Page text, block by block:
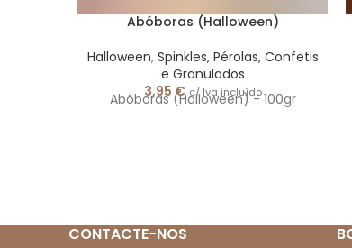
Abóboras (Halloween)
Halloween, Spinkles, Pérolas, Confetis
e Granulados
3,95 € c/ Iva incluído
Abóboras (Halloween) - 100gr
CONTACTE-NOS